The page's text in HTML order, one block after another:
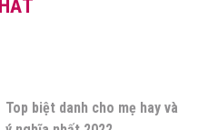
Top biệt danh cho mẹ hay và